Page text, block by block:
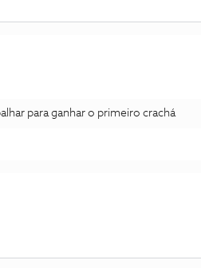
para ganhar o primeiro crachá